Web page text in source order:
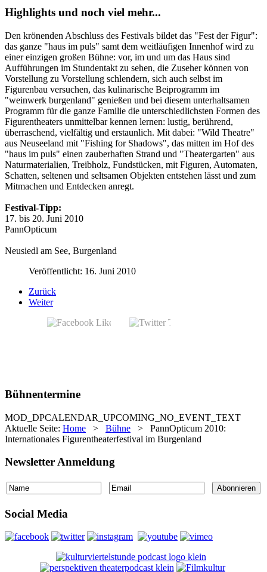
Highlights und noch viel mehr...
Den krönenden Abschluss des Festivals bildet das "Fest der Figur":
das ganze "haus im puls" samt dem weitläufigen Innenhof wird zu
einer einzigen großen Bühne: vor, im und um das Haus sind
Aufführungen im Stundentakt zu sehen, die Zuseher können von
Vorstellung zu Vorstellung schlendern, sich auch selbst im
Figurenbau versuchen, das kulinarische Beiprogramm im
"weinwerk burgenland" genießen und bei diesem unterhaltsamen
Programm für die ganze Familie die unterschiedlichsten Formen des
Figurentheaters unmittelbar kennen lernen: lustig, berührend,
überraschend, vielfältig und erstaunlich. Mit dabei: "Wild Theatre"
aus Neuseeland mit "Fishing for Shadows", das mitten im Hof des
"haus im puls" einen zauberhaften Strand und "Theatergarten" aus
Naturmaterialien, Treibholz, Fundstücken, mit Figuren, Automaten,
Schatten, seltenen und seltsamen Objekten entstehen lässt und zum
Mitmachen und Entdecken anregt.
Festival-Tipp:
17. bis 20. Juni 2010
PannOpticum
Neusiedl am See, Burgenland
Veröffentlicht: 16. Juni 2010
Zurück
Weiter
Bühnentermine
MOD_DPCALENDAR_UPCOMING_NO_EVENT_TEXT
Aktuelle Seite: Home > Bühne > PannOpticum 2010:
Internationales Figurentheaterfestival im Burgenland
Newsletter Anmeldung
Social Media